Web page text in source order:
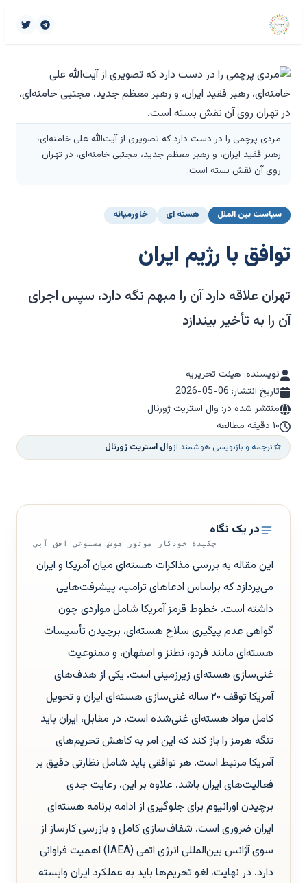
مردی پرچمی را در دست دارد که تصویری از آیت‌الله علی خامنه‌ای،
رهبر فقید ایران، و رهبر معظم جدید، مجتبی خامنه‌ای، در تهران
روی آن نقش بسته است.
سیاست بین الملل هسته ای خاورمیانه
توافق با رژیم ایران
تهران علاقه دارد آن را مبهم نگه دارد، سپس اجرای
آن را به تأخیر بیندازد
نویسنده: هیئت تحریریه
تاریخ انتشار: 2026-05-06
منتشر شده در: وال استریت ژورنال
۱۰ دقیقه مطالعه
ترجمه و بازنویسی هوشمند ازوال استریت ژورنال
در یک نگاه
چکیدهٔ خودکار موتور هوش مصنوعی افق آبی
این مقاله به بررسی مذاکرات هسته‌ای میان آمریکا و ایران
می‌پردازد که براساس ادعاهای ترامپ، پیشرفت‌هایی
داشته است. خطوط قرمز آمریکا شامل مواردی چون
گواهی عدم پیگیری سلاح هسته‌ای، برچیدن تأسیسات
هسته‌ای مانند فردو، نطنز و اصفهان، و ممنوعیت
غنی‌سازی هسته‌ای زیرزمینی است. یکی از هدف‌های
آمریکا توقف ۲۰ ساله غنی‌سازی هسته‌ای ایران و تحویل
کامل مواد هسته‌ای غنی‌شده است. در مقابل، ایران باید
تنگه هرمز را باز کند که این امر به کاهش تحریم‌های
آمریکا مرتبط است. هر توافقی باید شامل نظارتی دقیق بر
فعالیت‌های ایران باشد. علاوه بر این، رعایت جدی
برچیدن اورانیوم برای جلوگیری از ادامه برنامه هسته‌ای
ایران ضروری است. شفاف‌سازی کامل و بازرسی کارساز از
سوی آژانس بین‌المللی انرژی اتمی (IAEA) اهمیت فراوانی
دارد. در نهایت، لغو تحریم‌ها باید به عملکرد ایران وابسته